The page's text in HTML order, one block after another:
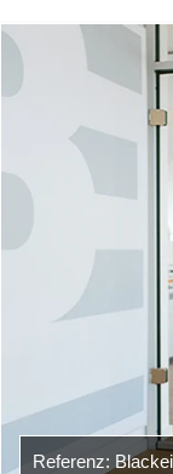
Referenz: